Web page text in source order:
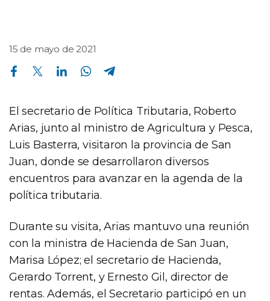
15 de mayo de 2021
Compartir en Facebook Compartir en Twitter Compartir en Linkedin Compartir en Whatsapp
El secretario de Política Tributaria, Roberto
Arias, junto al ministro de Agricultura y Pesca,
Luis Basterra, visitaron la provincia de San
Juan, donde se desarrollaron diversos
encuentros para avanzar en la agenda de la
política tributaria.
Durante su visita, Arias mantuvo una reunión
con la ministra de Hacienda de San Juan,
Marisa López; el secretario de Hacienda,
Gerardo Torrent, y Ernesto Gil, director de
rentas. Además, el Secretario participó en un